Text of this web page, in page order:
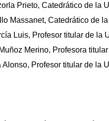
Prieto, Catedrático de la
Massanet, Catedrático de
Luis, Profesor titular de la
Merino, Profesora
Profesor titular de la